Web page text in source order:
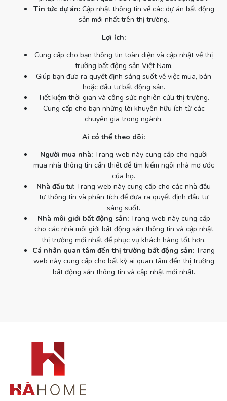
Tin tức dự án:Cập nhật thông tin về các dự án bất động
sản mới nhất trên thị trường.
Lợi ích:
Cung cấp cho bạn thông tin toàn diện và cập nhật về thị
trường bất động sản Việt Nam.
Giúp bạn đưa ra quyết định sáng suốt về việc mua, bán
hoặc đầu tư bất động sản.
Tiết kiệm thời gian và công sức nghiên cứu thị trường.
Cung cấp cho bạn những lời khuyên hữu ích từ các
chuyên gia trong ngành.
Ai có thể theo dõi:
Người mua nhà:Trang web này cung cấp cho người
mua nhà thông tin cần thiết để tìm kiếm ngôi nhà mơ ước
của họ.
Nhà đầu tư: Trang web này cung cấp cho các nhà đầu
tư thông tin và phân tích để đưa ra quyết định đầu tư
sáng suốt.
Nhà môi giới bất động sản:Trang web này cung cấp
cho các nhà môi giới bất động sản thông tin và cập nhật
thị trường mới nhất để phục vụ khách hàng tốt hơn.
Cá nhân quan tâm đến thị trường bất động sản: Trang
web này cung cấp cho bất kỳ ai quan tâm đến thị trường
bất động sản thông tin và cập nhật mới nhất.